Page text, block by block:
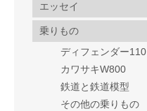
エッセイ
乗りもの
ディフェンダー110
カワサキW800
鉄道と鉄道模型
その他の乗りもの